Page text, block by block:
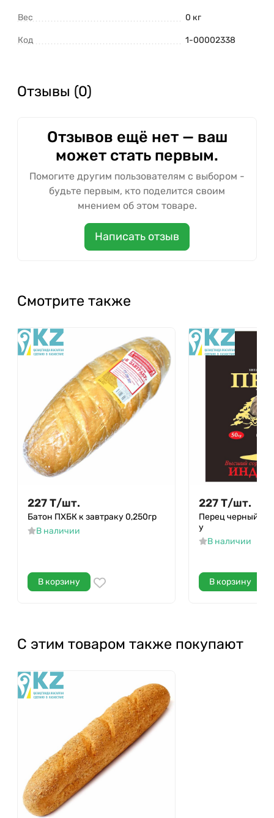
Вес 0 кг
Код 1-00002338
Отзывы (0)
Отзывов ещё нет — ваш
может стать первым.
Помогите другим пользователям с выбором -
будьте первым, кто поделится своим
мнением об этом товаре.
Написать отзыв
Смотрите также
227Т/шт.
Батон ПХБК к завтраку 0,250гр
В наличии
В корзину
227Т/шт.
Перец черный
у
В наличии
В корзину
С этим товаром также покупают